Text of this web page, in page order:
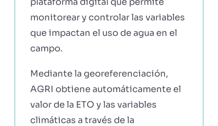
monitorear y controlar las variables
que impactan el uso de agua en el
campo.
Mediante la georeferenciación,
AGRI obtiene automáticamente el
valor de la ETO y las variables
climáticas a través de la